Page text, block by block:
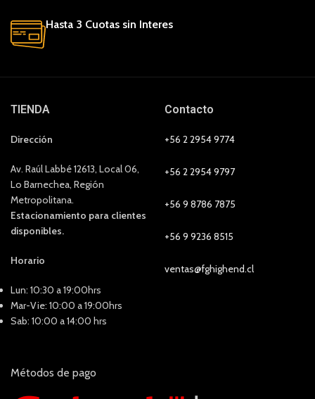
Hasta 3 Cuotas sin Interes
TIENDA
Dirección
Av. Raúl Labbé 12613, Local 06,
Lo Barnechea, Región
Metropolitana.
Estacionamiento para clientes
disponibles.
Horario
Lun: 10:30 a 19:00hrs
Mar-Vie: 10:00 a 19:00hrs
Sab: 10:00 a 14:00 hrs
Contacto
+56 2 2954 9774
+56 2 2954 9797
+56 9 8786 7875
+56 9 9236 8515
ventas@fghighend.cl
Métodos de pago